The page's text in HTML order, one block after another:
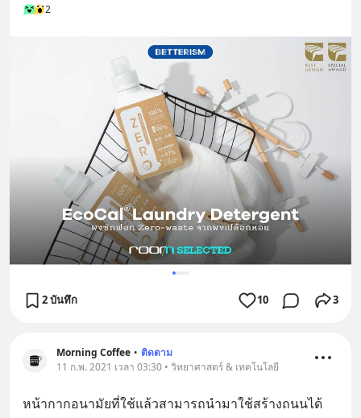
2
2 บันทึก 10 3
Morning Coffee • ติดตาม
11 ก.พ. 2021 เวลา 03:30 • วิทยาศาสตร์ & เทคโนโลยี
หน้ากากอนามัยที่ใช้แล้วสามารถนำมาใช้สร้างถนนได้